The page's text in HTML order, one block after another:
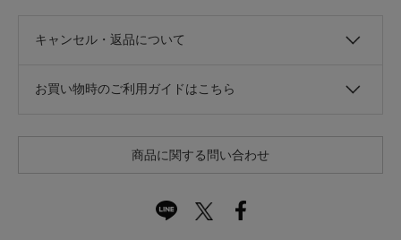
キャンセル・返品について
お買い物時のご利用ガイドはこちら
商品に関する問い合わせ